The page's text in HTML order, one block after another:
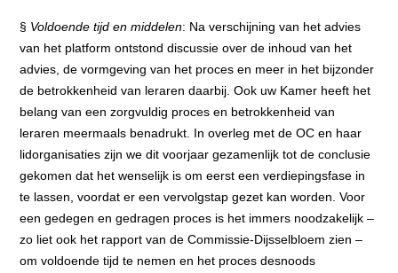
§ Voldoende tijd en middelen: Na verschijning van het advies
van het platform ontstond discussie over de inhoud van het
advies, de vormgeving van het proces en meer in het bijzonder
de betrokkenheid van leraren daarbij. Ook uw Kamer heeft het
belang van een zorgvuldig proces en betrokkenheid van
leraren meermaals benadrukt. In overleg met de OC en haar
lidorganisaties zijn we dit voorjaar gezamenlijk tot de conclusie
gekomen dat het wenselijk is om eerst een verdiepingsfase in
te lassen, voordat er een vervolgstap gezet kan worden. Voor
een gedegen en gedragen proces is het immers noodzakelijk –
zo liet ook het rapport van de Commissie-Dijsselbloem zien –
om voldoende tijd te nemen en het proces desnoods